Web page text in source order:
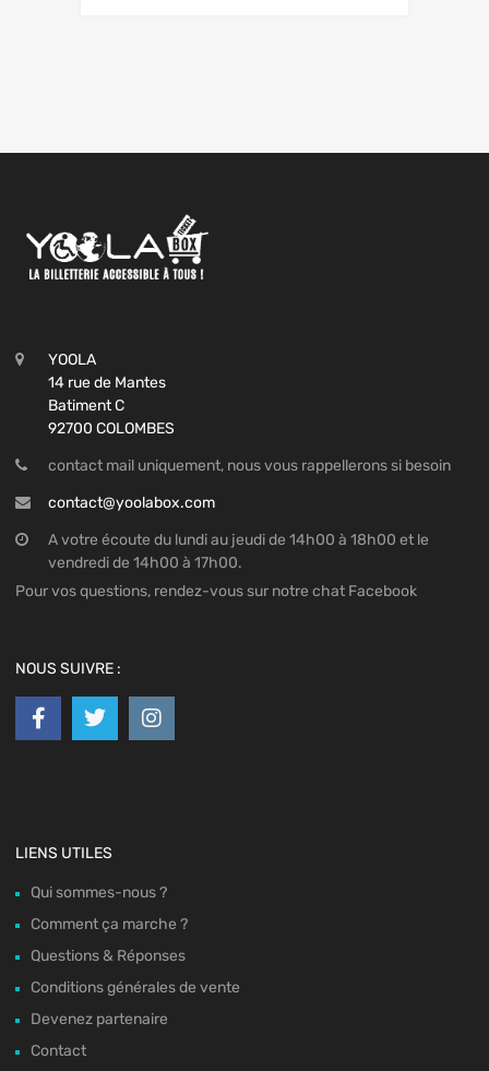
YOOLA
14 rue de Mantes
Batiment C
92700 COLOMBES
contact mail uniquement, nous vous rappellerons si besoin
contact@yoolabox.com
A votre écoute du lundi au jeudi de 14h00 à 18h00 et le
vendredi de 14h00 à 17h00.
Pour vos questions, rendez-vous sur notre chat Facebook
NOUS SUIVRE :
LIENS UTILES
Qui sommes-nous ?
Comment ça marche ?
Questions & Réponses
Conditions générales de vente
Devenez partenaire
Contact